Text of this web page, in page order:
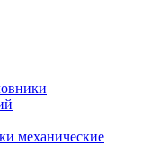
механические